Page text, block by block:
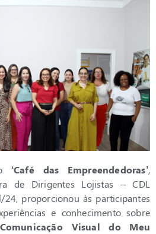
‘Café das Empreendedoras’,
de Dirigentes Lojistas – CDL
proporcionou às participantes
e conhecimento sobre
Visual do Meu